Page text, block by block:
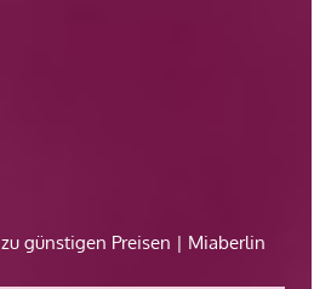
zu günstigen Preisen | Miaberlin